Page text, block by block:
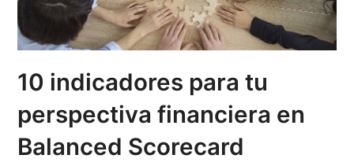
10 indicadores para tu
perspectiva financiera en
Balanced Scorecard